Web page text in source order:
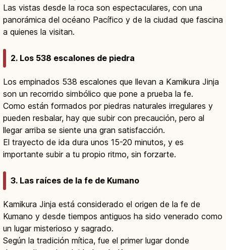
Las vistas desde la roca son espectaculares, con una
panorámica del océano Pacífico y de la ciudad que fascina
a quienes la visitan.
2. Los 538 escalones de piedra
Los empinados 538 escalones que llevan a Kamikura Jinja
son un recorrido simbólico que pone a prueba la fe.
Como están formados por piedras naturales irregulares y
pueden resbalar, hay que subir con precaución, pero al
llegar arriba se siente una gran satisfacción.
El trayecto de ida dura unos 15-20 minutos, y es
importante subir a tu propio ritmo, sin forzarte.
3. Las raíces de la fe de Kumano
Kamikura Jinja está considerado el origen de la fe de
Kumano y desde tiempos antiguos ha sido venerado como
un lugar misterioso y sagrado.
Según la tradición mítica, fue el primer lugar donde